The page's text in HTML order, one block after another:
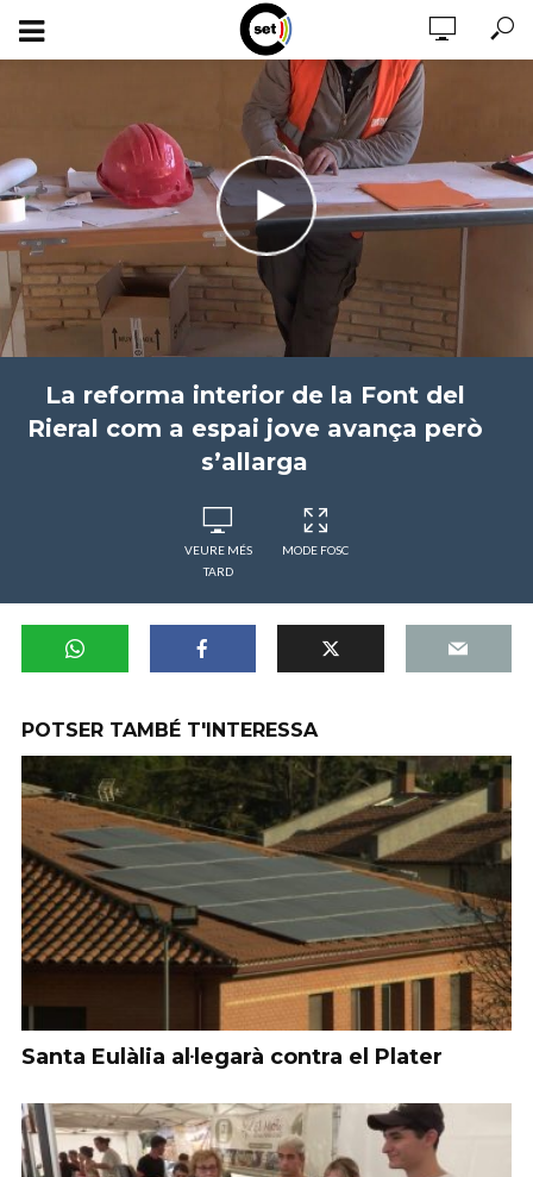
La reforma interior de la Font del
Rieral com a espai jove avança però
s’allarga
VEURE MÉS
TARD
MODE FOSC
POTSER TAMBÉ T'INTERESSA
Santa Eulàlia al·legarà contra el Plater